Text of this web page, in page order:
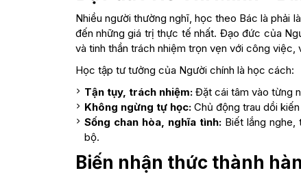
Nhiều người thường nghĩ, học theo Bác là phải
đến những giá trị thực tế nhất. Đạo đức của
và tinh thần trách nhiệm trọn vẹn với công việc,
Học tập tư tưởng của Người chính là học cách:
Tận tụy, trách nhiệm:Đặt cái tâm vào từng
Không ngừng tự học:Chủ động trau dồi
Sống chan hòa, nghĩa tình:Biết lắng nghe,
bộ.
Biến nhận thức thành